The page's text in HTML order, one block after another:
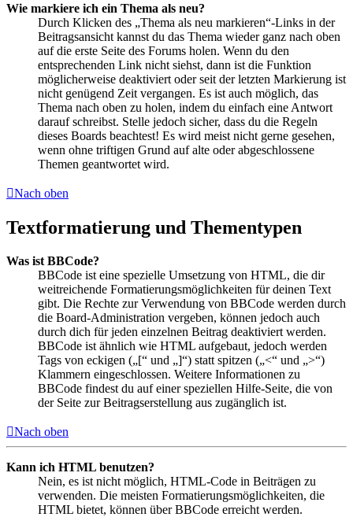
Wie markiere ich ein Thema als neu?
Durch Klicken des „Thema als neu markieren“-Links in der
Beitragsansicht kannst du das Thema wieder ganz nach oben
auf die erste Seite des Forums holen. Wenn du den
entsprechenden Link nicht siehst, dann ist die Funktion
möglicherweise deaktiviert oder seit der letzten Markierung ist
nicht genügend Zeit vergangen. Es ist auch möglich, das
Thema nach oben zu holen, indem du einfach eine Antwort
darauf schreibst. Stelle jedoch sicher, dass du die Regeln
dieses Boards beachtest! Es wird meist nicht gerne gesehen,
wenn ohne triftigen Grund auf alte oder abgeschlossene
Themen geantwortet wird.
Nach oben
Textformatierung und Thementypen
Was ist BBCode?
BBCode ist eine spezielle Umsetzung von HTML, die dir
weitreichende Formatierungsmöglichkeiten für deinen Text
gibt. Die Rechte zur Verwendung von BBCode werden durch
die Board-Administration vergeben, können jedoch auch
durch dich für jeden einzelnen Beitrag deaktiviert werden.
BBCode ist ähnlich wie HTML aufgebaut, jedoch werden
Tags von eckigen („[“ und „]“) statt spitzen („<“ und „>“)
Klammern eingeschlossen. Weitere Informationen zu
BBCode findest du auf einer speziellen Hilfe-Seite, die von
der Seite zur Beitragserstellung aus zugänglich ist.
Nach oben
Kann ich HTML benutzen?
Nein, es ist nicht möglich, HTML-Code in Beiträgen zu
verwenden. Die meisten Formatierungsmöglichkeiten, die
HTML bietet, können über BBCode erreicht werden.